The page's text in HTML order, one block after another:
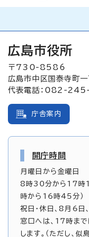
広島市役所
〒730-8586
広島市中区国泰寺町
代表電話：082-
庁舎案内
開庁時間
月曜日から金曜日
8時30分から17時
時から16時45分）
祝日・休日、8月6
窓口へは、17時ま
します。（ただし、